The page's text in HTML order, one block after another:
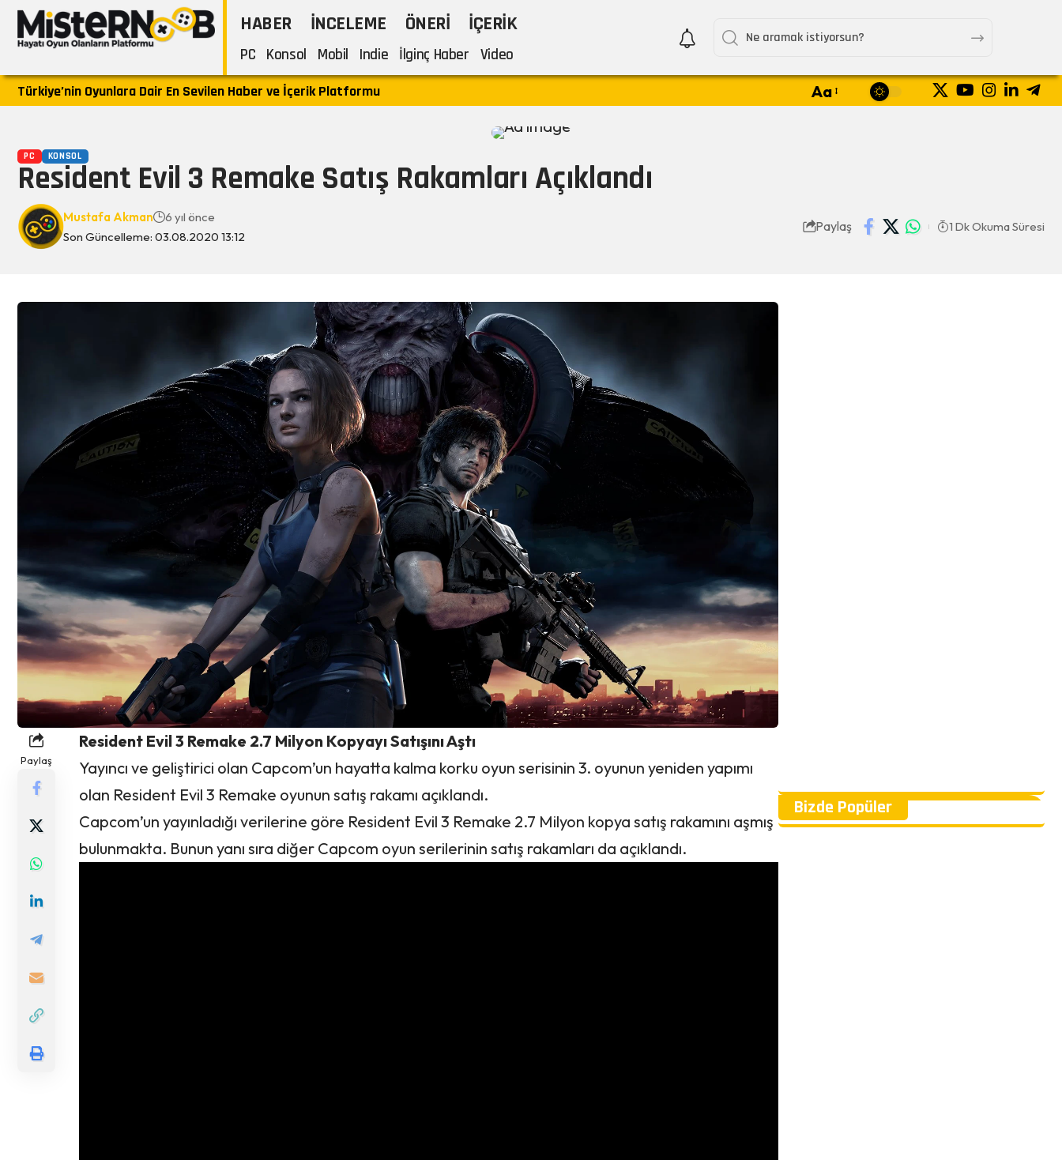
HABER İNCELEME ÖNERI İÇERIK
PC Konsol Mobil Indie İlginç Haber Video
Türkiye’nin Oyunlara Dair En Sevilen Haber ve İçerik Platformu Aa
PC KONSOL
Resident Evil 3 Remake Satış Rakamları Açıklandı
Son Güncelleme: 03.08.2020 13:12
Mustafa Akman 6 yıl önce
Paylaş 1 Dk Okuma Süresi
Paylaş
Resident Evil 3 Remake 2.7 Milyon Kopyayı Satışını Aştı
Yayıncı ve geliştirici olan Capcom’un hayatta kalma korku oyun serisinin 3. oyunun yeniden yapımı
olan Resident Evil 3 Remake oyunun satış rakamı açıklandı.
Capcom’un yayınladığı verilerine göre Resident Evil 3 Remake 2.7 Milyon kopya satış rakamını aşmış
bulunmakta. Bunun yanı sıra diğer Capcom oyun serilerinin satış rakamları da açıklandı.
Bizde Popüler